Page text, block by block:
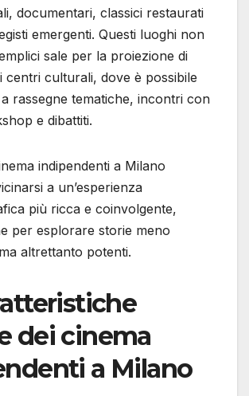
documentari, classici restaurati
emergenti. Questi luoghi non
sale per la proiezione di
centri culturali, dove è possibile
rassegne tematiche, incontri con
e dibattiti.
indipendenti a Milano
a un’esperienza
più ricca e coinvolgente,
per esplorare storie meno
altrettanto potenti.
dei cinema
a Milano